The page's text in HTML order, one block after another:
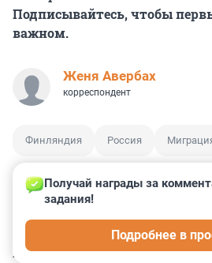
Подписывайтесь, чтобы
важном.
Женя Авербах
корреспондент
Финляндия Россия
КОММЕНТАРИИ 36
Получай награды за
задания!
Подробнее в